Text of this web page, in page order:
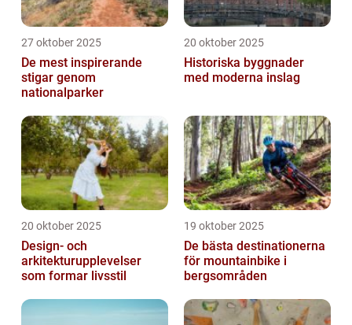
27 oktober 2025
De mest inspirerande
stigar genom
nationalparker
20 oktober 2025
Historiska byggnader
med moderna inslag
20 oktober 2025
Design- och
arkitekturupplevelser
som formar livsstil
19 oktober 2025
De bästa destinationerna
för mountainbike i
bergsområden